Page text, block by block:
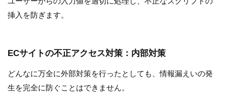
挿入を防ぎます。
ECサイトの不正アクセス対策：内部対策
どんなに万全に外部対策を行ったとしても、情報漏えいの発
生を完全に防ぐことはできません。